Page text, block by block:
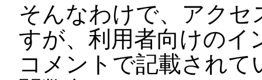
そんなわけで、アクセ
すが、利用者向けのイ
コメントで記載され